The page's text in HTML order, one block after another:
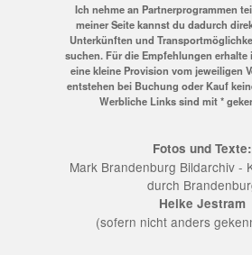
Ich nehme an Partnerprogrammen
meiner Seite kannst du dadurch
Unterkünften und
suchen. Für die Empfehlungen erhalte
eine kleine Provision vom jeweiligen
entstehen bei Buchung oder Kauf
Werbliche Links sind mit *
Fotos und Texte:
Mark Brandenburg Bildarchiv -
durch
Heike Jestram
(sofern nicht anders